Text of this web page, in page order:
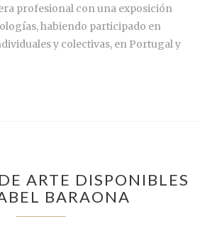
profesional con una exposición
habiendo participado en
y colectivas, en Portugal y
ARTE DISPONIBLES
BARAONA